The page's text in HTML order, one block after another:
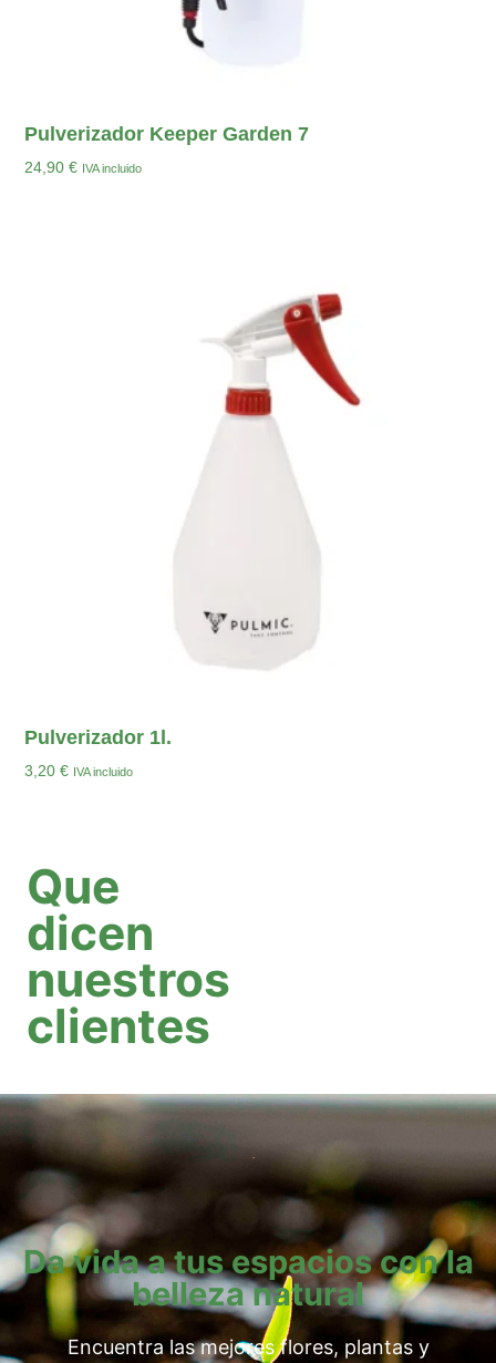
Pulverizador Keeper Garden 7
24,90€ IVA incluido
Pulverizador 1l.
3,20€ IVA incluido
Que
dicen
nuestros
clientes
Da vida a tus espacios con la
belleza natural
Encuentra las mejores flores, plantas y